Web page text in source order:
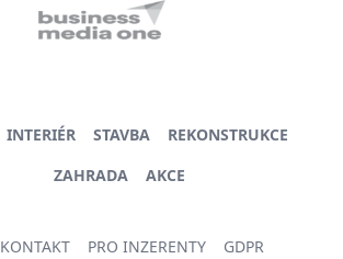
INTERIÉR STAVBA
REKONSTRUKCE
ZAHRADA
AKCE
KONTAKT PRO INZERENTY GDPR